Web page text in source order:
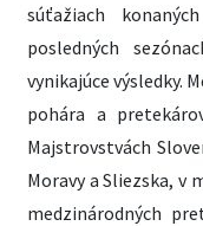
súťažiach
posledných
vynikajúce výsledky.
pohára a
Majstrovstvách
Moravy a Sliezska, v
medzinárodných